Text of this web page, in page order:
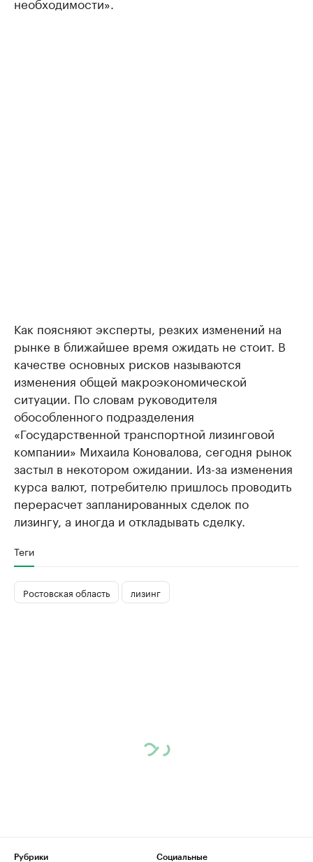
Как поясняют эксперты, резких изменений на
рынке в ближайшее время ожидать не стоит. В
качестве основных рисков называются
изменения общей макроэкономической
ситуации. По словам руководителя
обособленного подразделения
«Государственной транспортной лизинговой
компании» Михаила Коновалова, сегодня рынок
застыл в некотором ожидании. Из-за изменения
курса валют, потребителю пришлось проводить
перерасчет запланированных сделок по
лизингу, а иногда и откладывать сделку.
Теги
Ростовская область лизинг
Рубрики
Социальные